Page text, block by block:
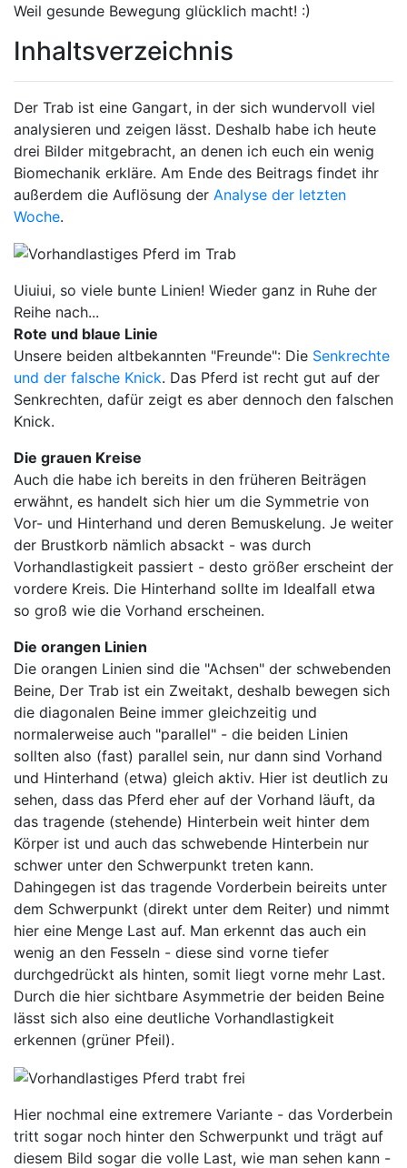
Weil gesunde Bewegung glücklich macht! :)
Inhaltsverzeichnis
Der Trab ist eine Gangart, in der sich wundervoll viel
analysieren und zeigen lässt. Deshalb habe ich heute
drei Bilder mitgebracht, an denen ich euch ein wenig
Biomechanik erkläre. Am Ende des Beitrags findet ihr
außerdem die Auflösung der Analyse der letzten
Woche.
Uiuiui, so viele bunte Linien! Wieder ganz in Ruhe der
Reihe nach...
Rote und blaue Linie
Unsere beiden altbekannten "Freunde": Die Senkrechte
und der falsche Knick. Das Pferd ist recht gut auf der
Senkrechten, dafür zeigt es aber dennoch den falschen
Knick.
Die grauen Kreise
Auch die habe ich bereits in den früheren Beiträgen
erwähnt, es handelt sich hier um die Symmetrie von
Vor- und Hinterhand und deren Bemuskelung. Je weiter
der Brustkorb nämlich absackt - was durch
Vorhandlastigkeit passiert - desto größer erscheint der
vordere Kreis. Die Hinterhand sollte im Idealfall etwa
so groß wie die Vorhand erscheinen.
Die orangen Linien
Die orangen Linien sind die "Achsen" der schwebenden
Beine, Der Trab ist ein Zweitakt, deshalb bewegen sich
die diagonalen Beine immer gleichzeitig und
normalerweise auch "parallel" - die beiden Linien
sollten also (fast) parallel sein, nur dann sind Vorhand
und Hinterhand (etwa) gleich aktiv. Hier ist deutlich zu
sehen, dass das Pferd eher auf der Vorhand läuft, da
das tragende (stehende) Hinterbein weit hinter dem
Körper ist und auch das schwebende Hinterbein nur
schwer unter den Schwerpunkt treten kann.
Dahingegen ist das tragende Vorderbein beireits unter
dem Schwerpunkt (direkt unter dem Reiter) und nimmt
hier eine Menge Last auf. Man erkennt das auch ein
wenig an den Fesseln - diese sind vorne tiefer
durchgedrückt als hinten, somit liegt vorne mehr Last.
Durch die hier sichtbare Asymmetrie der beiden Beine
lässt sich also eine deutliche Vorhandlastigkeit
erkennen (grüner Pfeil).
Hier nochmal eine extremere Variante - das Vorderbein
tritt sogar noch hinter den Schwerpunkt und trägt auf
diesem Bild sogar die volle Last, wie man sehen kann -